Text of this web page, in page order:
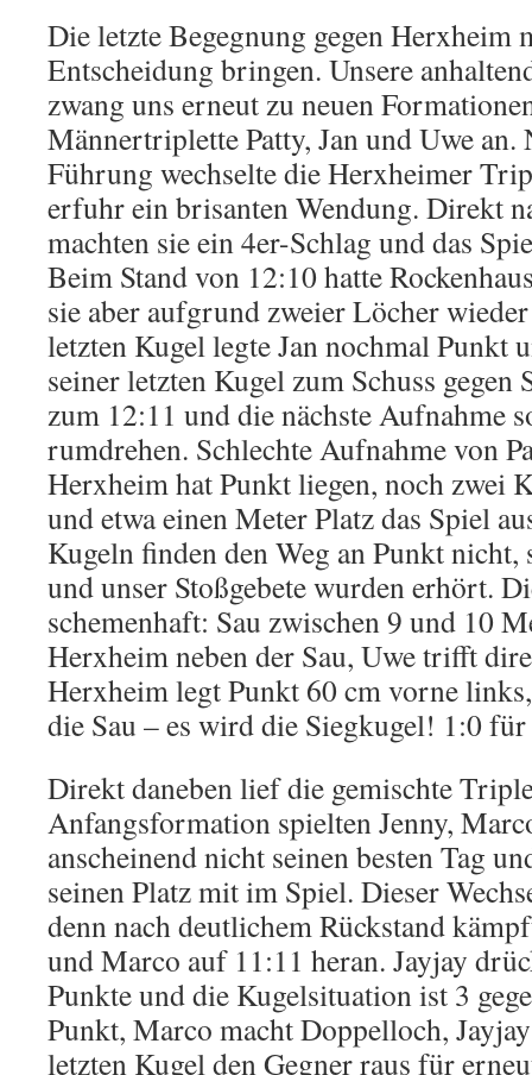
Die letzte Begegnung gegen Herxheim
Entscheidung bringen. Unsere
zwang uns erneut zu neuen
Männertriplette Patty, Jan und Uwe an.
Führung wechselte die Herxheimer
erfuhr ein brisanten Wendung. Direkt
machten sie ein 4er-Schlag und das
Beim Stand von 12:10 hatte
sie aber aufgrund zweier Löcher
letzten Kugel legte Jan nochmal Punkt
seiner letzten Kugel zum Schuss gegen
zum 12:11 und die nächste Aufnahme
rumdrehen. Schlechte Aufnahme von
Herxheim hat Punkt liegen, noch zwei
und etwa einen Meter Platz das Spiel
Kugeln finden den Weg an Punkt nicht,
und unser Stoßgebete wurden erhört.
schemenhaft: Sau zwischen 9 und 10
Herxheim neben der Sau, Uwe trifft
Herxheim legt Punkt 60 cm vorne
die Sau – es wird die Siegkugel! 1:0
Direkt daneben lief die gemischte
Anfangsformation spielten Jenny,
anscheinend nicht seinen besten Tag
seinen Platz mit im Spiel. Dieser
denn nach deutlichem Rückstand
und Marco auf 11:11 heran. Jayjay
Punkte und die Kugelsituation ist 3
Punkt, Marco macht Doppelloch,
letzten Kugel den Gegner raus für